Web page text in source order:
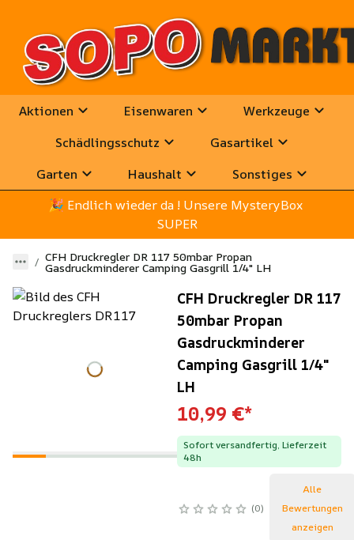
Aktionen Eisenwaren
Werkzeuge
Schädlingsschutz
Gasartikel
Garten
Haushalt
Sonstiges
🎉 Endlich wieder da ! Unsere MysteryBox
SUPER
CFH Druckregler DR 117 50mbar Propan
Gasdruckminderer Camping Gasgrill 1/4" LH
CFH Druckregler DR 117
50mbar Propan
Gasdruckminderer
Camping Gasgrill 1/4"
LH
10,99 €*
Sofort versandfertig, Lieferzeit
48h
0
Alle
Bewertungen
anzeigen